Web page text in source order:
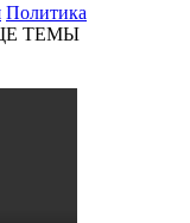
Политика
ТЕМЫ